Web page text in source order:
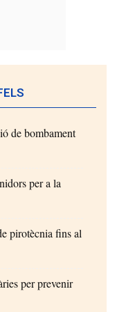
de bombament
per a la
pirotècnia fins al
per prevenir